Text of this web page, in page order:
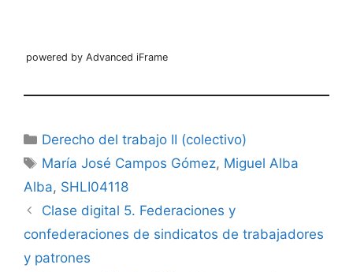
powered by Advanced iFrame
Categorías
Derecho del trabajo II (colectivo)
Etiquetas
María José Campos Gómez, Miguel Alba
Alba, SHLI04118
Clase digital 5. Federaciones y
confederaciones de sindicatos de trabajadores
y patrones